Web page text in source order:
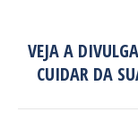
VEJA A
CUIDAR DA